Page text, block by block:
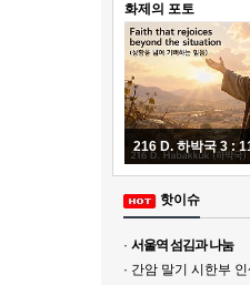
화제의 포토
216 D. 하박국 3 : 11-19 상황을
핫이슈
· 서울역 섬김과 나눔
· 간암 말기 시한부 인생이 21